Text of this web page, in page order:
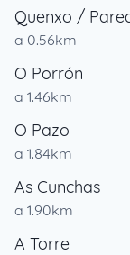
Quenxo /
a 0.56km
O Porrón
a 1.46km
O Pazo
a 1.84km
As Cunchas
a 1.90km
A Torre